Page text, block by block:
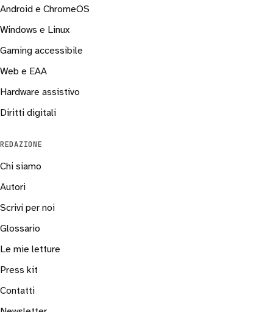
Android e ChromeOS
Windows e Linux
Gaming accessibile
Web e EAA
Hardware assistivo
Diritti digitali
REDAZIONE
Chi siamo
Autori
Scrivi per noi
Glossario
Le mie letture
Press kit
Contatti